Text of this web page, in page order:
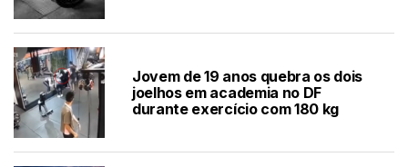
Jovem de 19 anos quebra os dois
joelhos em academia no DF
durante exercício com 180 kg